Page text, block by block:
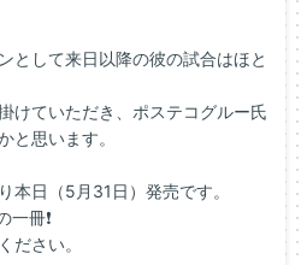
として来日以降の彼の試合はほと
けていただき、ポステコグルー氏
と思います。
本日（5月31日）発売です。
冊❗
ださい。